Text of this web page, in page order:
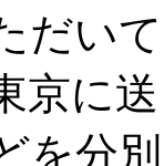
だい
京に
を分